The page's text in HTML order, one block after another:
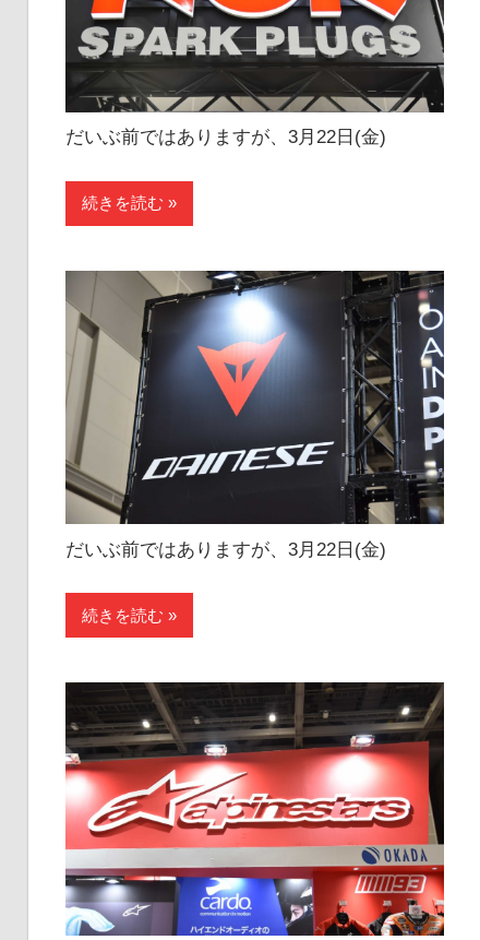
だいぶ前ではありますが、3月22日(金)
続きを読む
だいぶ前ではありますが、3月22日(金)
続きを読む